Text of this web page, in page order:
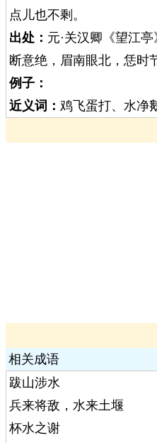
点儿也不剩。
出处： 元·关汉卿《望江
断意绝，眉南眼北，恁时
例子：
近义词： 鸡飞蛋打、水净
相关成语
跋山涉水
兵来将敌，水来土堰
杯水之谢